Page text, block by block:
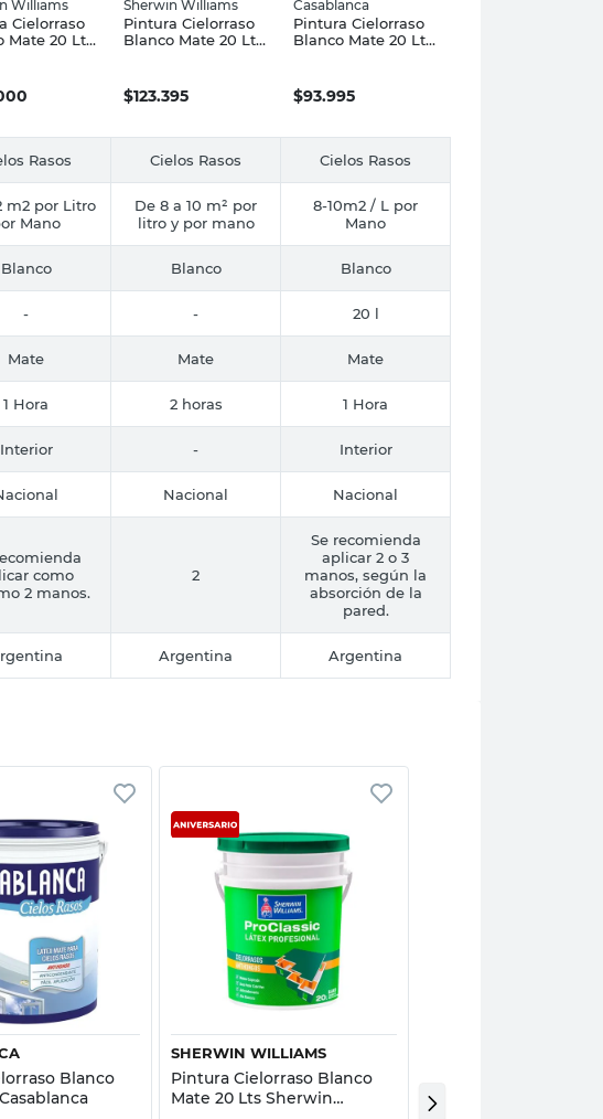
Williams
Cielorraso
Mate 20 Lts
Sherwin Williams
Pintura Cielorraso
Blanco Mate 20 Lts
$123.395
Casablanca
Pintura Cielorraso
Blanco Mate 20 Lts
$93.995
Rasos Cielos Rasos Cielos Rasos
m2 por Litro
Mano
De 8 a 10 m² por
litro y por mano
8-10m2 / L por
Mano
Blanco Blanco Blanco
- - 20 l
Mate Mate Mate
1 Hora 2 horas 1 Hora
Interior - Interior
Nacional Nacional
como
2 manos.
2
Se recomienda
aplicar 2 o 3
manos, según la
absorción de la
pared.
Argentina Argentina
rápida
Blanco
Vista rápida
SHERWIN WILLIAMS
Pintura Cielorraso Blanco
Mate 20 Lts Sherwin
Mate 20 Lts Casablanca